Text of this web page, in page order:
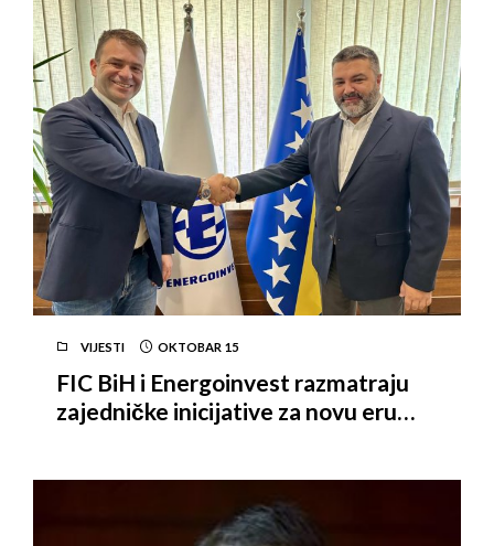
VIJESTI OKTOBAR 15
FIC BiH i Energoinvest razmatraju
zajedničke inicijative za novu eru